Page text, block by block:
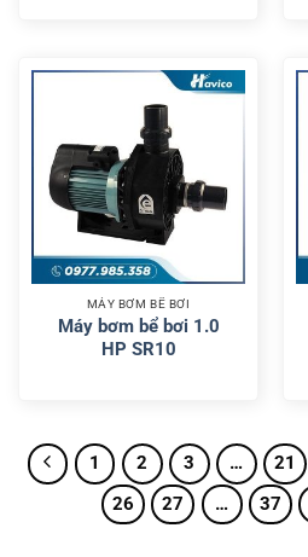
MÁY BƠM BỂ BƠI
Máy bơm bể bơi 1.0
HP SR10
1 2 3 … 21
26
27 … 37